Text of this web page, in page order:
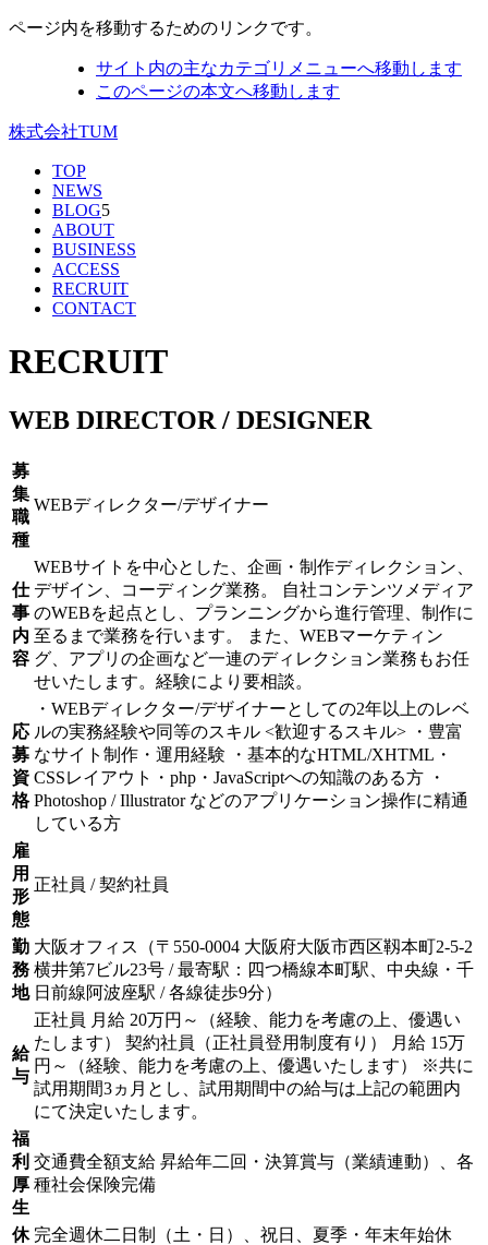
ページ内を移動するためのリンクです。
サイト内の主なカテゴリメニューへ移動します
このページの本文へ移動します
株式会社TUM
TOP
NEWS
BLOG5
ABOUT
BUSINESS
ACCESS
RECRUIT
CONTACT
RECRUIT
WEB DIRECTOR / DESIGNER
募
集
職
種
WEBディレクター/デザイナー
仕
事
内
容
WEBサイトを中心とした、企画・制作ディレクション、
デザイン、コーディング業務。 自社コンテンツメディア
のWEBを起点とし、プランニングから進行管理、制作に
至るまで業務を行います。 また、WEBマーケティン
グ、アプリの企画など一連のディレクション業務もお任
せいたします。経験により要相談。
応
募
資
格
・WEBディレクター/デザイナーとしての2年以上のレベ
ルの実務経験や同等のスキル <歓迎するスキル> ・豊富
なサイト制作・運用経験 ・基本的なHTML/XHTML・
CSSレイアウト・php・JavaScriptへの知識のある方 ・
Photoshop / Illustrator などのアプリケーション操作に精通
している方
雇
用
形
態
正社員 / 契約社員
勤
務
地
大阪オフィス（〒550-0004 大阪府大阪市西区靱本町2-5-2
横井第7ビル23号 / 最寄駅：四つ橋線本町駅、中央線・千
日前線阿波座駅 / 各線徒歩9分）
給
与
正社員 月給 20万円～（経験、能力を考慮の上、優遇い
たします） 契約社員（正社員登用制度有り） 月給 15万
円～（経験、能力を考慮の上、優遇いたします） ※共に
試用期間3ヵ月とし、試用期間中の給与は上記の範囲内
にて決定いたします。
福
利
厚
生
交通費全額支給 昇給年二回・決算賞与（業績連動）、各
種社会保険完備
休 完全週休二日制（土・日）、祝日、夏季・年末年始休